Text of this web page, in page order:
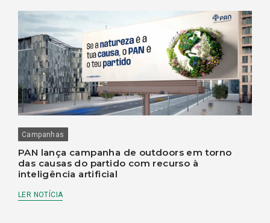
Campanhas
PAN lança campanha de outdoors em torno
das causas do partido com recurso à
inteligência artificial
LER NOTÍCIA